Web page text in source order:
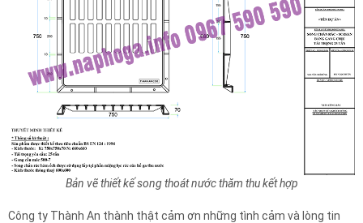
Bản vẽ thiết kế song thoát nước thăm thu kết hợp
Công ty Thành An thành thật cảm ơn những tình cảm và lòng tin